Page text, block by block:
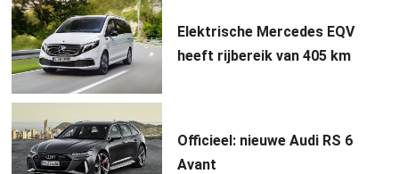
Elektrische Mercedes EQV
heeft rijbereik van 405 km
Officieel: nieuwe Audi RS 6
Avant